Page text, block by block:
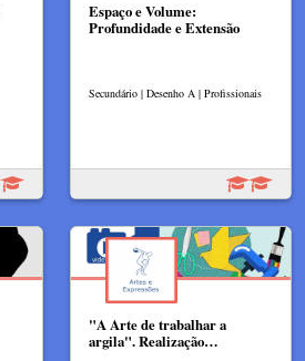
Espaço e Volume:
Profundidade e Extensão
Secundário | Desenho A | Profissionais
"A Arte de trabalhar a
argila". Realização…